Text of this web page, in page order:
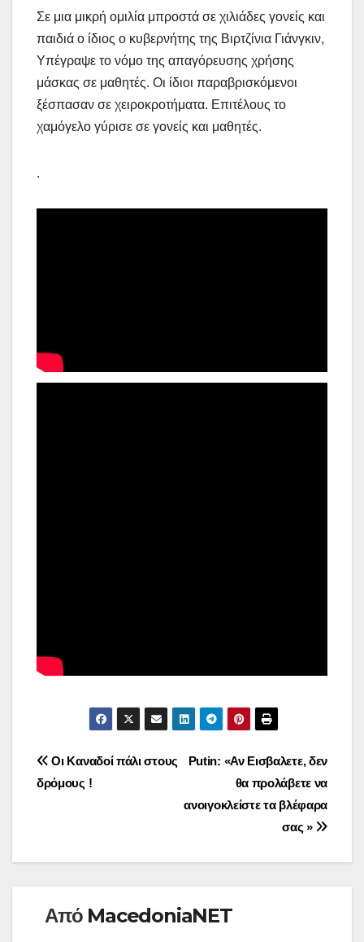
Σε μια μικρή ομιλία μπροστά σε χιλιάδες γονείς και
παιδιά ο ίδιος ο κυβερνήτης της Βιρτζίνια Γιάνγκιν,
Υπέγραψε το νόμο της απαγόρευσης χρήσης
μάσκας σε μαθητές. Οι ίδιοι παραβρισκόμενοι
ξέσπασαν σε χειροκροτήματα. Επιτέλους το
χαμόγελο γύρισε σε γονείς και μαθητές.
.
Πλοήγηση
άρθρων
Putin: «Αν Εισβαλετε, δεν
θα προλάβετε να
ανοιγοκλείστε τα βλέφαρα
σας »
Οι Καναδοί πάλι στους
δρόμους !
Από MacedoniaNET